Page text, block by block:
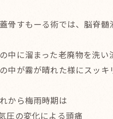
骨すもーる術では、脳脊髄
中に溜まった老廃物を洗い
中が霧が晴れた様にスッキ
から梅雨時期は
圧の変化による頭痛